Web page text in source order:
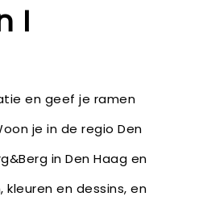
I
en geef je ramen
je in de regio Den
in Den Haag en
en dessins, en